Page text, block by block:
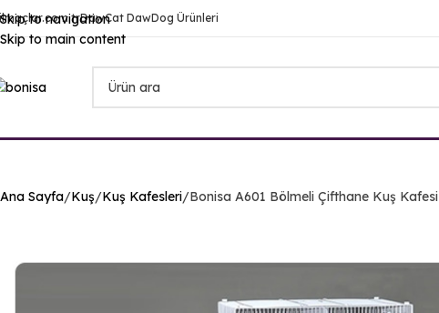
Skip to navigation
Skip to main content
DawCat DawDog Ürünleri
Ana Sayfa Kuş Kuş Kafesleri Bonisa A601 Bölmeli Çifthane Kuş Kafesi